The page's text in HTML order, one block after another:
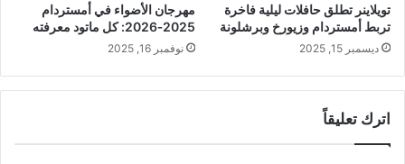
تويلاینر تطلق حافلات ليلية فاخرة
تربط أمستردام وزيورخ وبرشلونة
ديسمبر 15, 2025
مهرجان الأضواء في أمستردام
2025‑2026: كل ماتود معرفته
نوفمبر 16, 2025
اترك تعليقاً